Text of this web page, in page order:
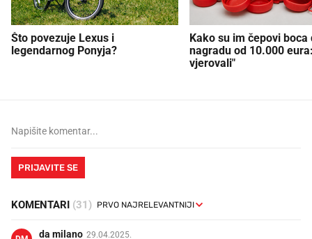
Što povezuje Lexus i
legendarnog Ponyja?
Kako su im čepovi boca
nagradu od 10.000
vjerovali"
PRIJAVITE SE
KOMENTARI (31)
da milano 29.04.2025.